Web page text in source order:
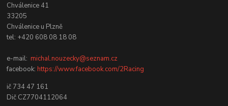
Chválenice 41
33205
Chválenice u Plzně
tel: +420 608 08 18 08
e-mail:michal.nouzecky@seznam.cz
facebook:https://www.facebook.com/2Racing
ič 734 47 161
Dič CZ7704112064